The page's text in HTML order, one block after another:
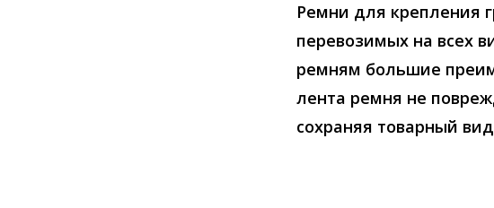
Ремни для крепления
перевозимых на всех
ремням большие
лента ремня не
сохраняя товарный